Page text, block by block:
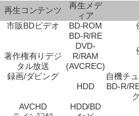
再生コンテンツ
再生メデ
ィア
市販BDビデオ
BD-ROM
著作権有りデジ
タル放送
録画/ダビング
BD-R/RE
DVD-
R/RAM
(AVCREC)
HDD
自機チ
BD-R/
AVCHD
HDD/BD